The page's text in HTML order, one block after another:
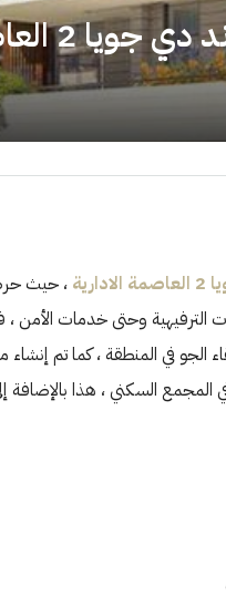
، حيث
الترفيهية وحتى خدمات الأمن
الجو في المنطقة ، كما تم
في المجمع السكني ، هذا